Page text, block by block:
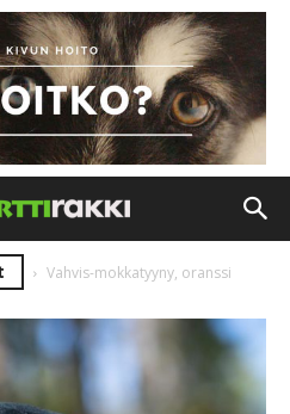
Vahvis-mokkatyyny, oranssi